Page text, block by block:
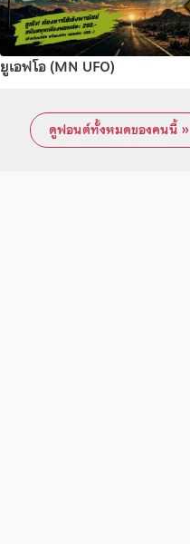
ยูเอฟโอ (MN UFO)
ดูฟอนต์ทั้งหมดของคนนี้ »